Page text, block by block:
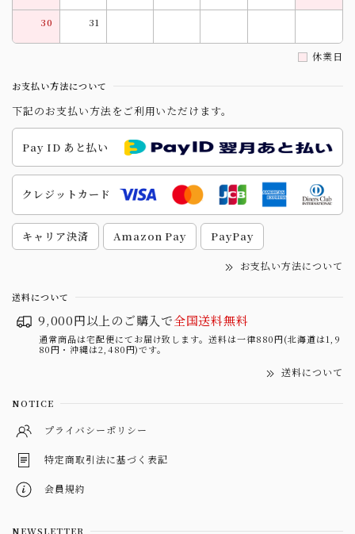
30 31
休業日
お支払い方法について
下記のお支払い方法をご利用いただけます。
Pay ID あと払い
クレジットカード
キャリア決済 Amazon Pay PayPay
お支払い方法について
送料について
9,000円以上のご購入で全国送料無料
通常商品は宅配便にてお届け致します。送料は一律880円(北海道は1,9
80円・沖縄は2,480円)です。
送料について
NOTICE
プライバシーポリシー
特定商取引法に基づく表記
会員規約
NEWSLETTER